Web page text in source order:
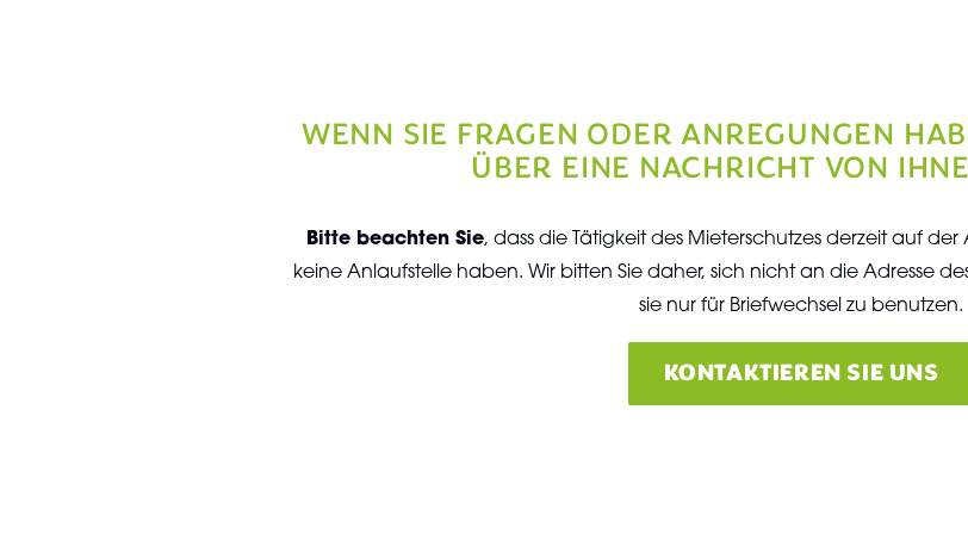
WENN SIE FRAGEN ODER ANREGUNGEN
ÜBER EINE NACHRICHT VON
Bitte beachten Sie, dass die Tätigkeit des Mieterschutzes derzeit auf
keine Anlaufstelle haben. Wir bitten Sie daher, sich nicht an die Adresse
sie nur für Briefwechsel zu benutzen.
KONTAKTIEREN SIE UNS